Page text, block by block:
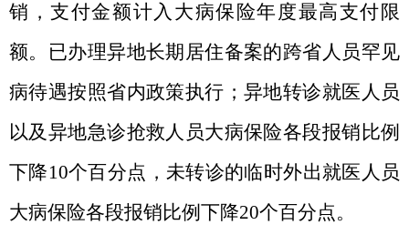
销，支付金额计入大病保险年度最高支付限
额。已办理异地长期居住备案的跨省人员罕见
病待遇按照省内政策执行；异地转诊就医人员
以及异地急诊抢救人员大病保险各段报销比例
下降10个百分点，未转诊的临时外出就医人员
大病保险各段报销比例下降20个百分点。